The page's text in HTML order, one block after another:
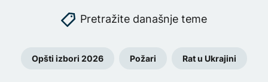
Pretražite današnje teme
Opšti izbori 2026 Požari Rat u Ukrajini